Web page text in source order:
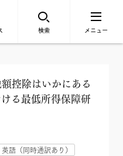
検索 メニュー
控除はいかにある
る最低所得保障研
語（同時通訳あり）